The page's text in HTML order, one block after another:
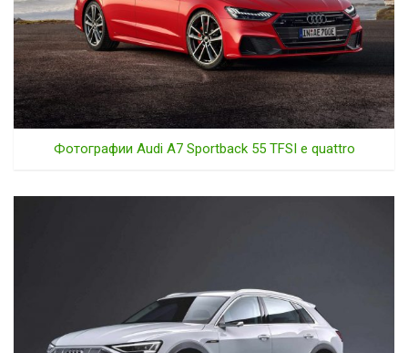
Фотографии Audi A7 Sportback 55 TFSI e quattro